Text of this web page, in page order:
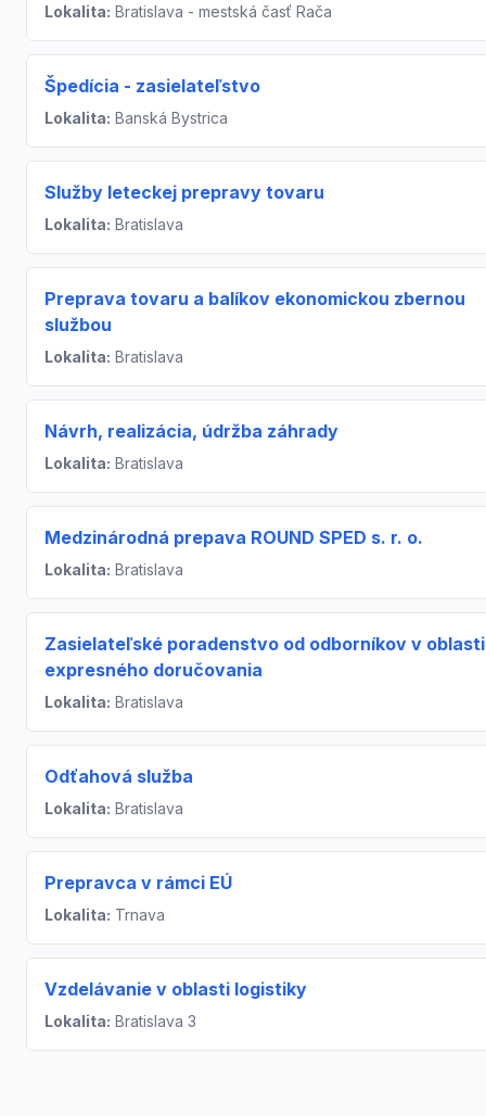
Lokalita: Bratislava - mestská časť Rača
Špedícia - zasielateľstvo
Lokalita: Banská Bystrica
Služby leteckej prepravy tovaru
Lokalita: Bratislava
Preprava tovaru a balíkov ekonomickou zbernou
službou
Lokalita: Bratislava
Návrh, realizácia, údržba záhrady
Lokalita: Bratislava
Medzinárodná prepava ROUND SPED s. r. o.
Lokalita: Bratislava
Zasielateľské poradenstvo od odborníkov v oblasti
expresného doručovania
Lokalita: Bratislava
Odťahová služba
Lokalita: Bratislava
Prepravca v rámci EÚ
Lokalita: Trnava
Vzdelávanie v oblasti logistiky
Lokalita: Bratislava 3